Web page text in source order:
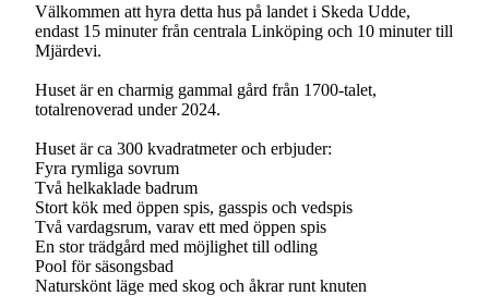
Välkommen att hyra detta hus på landet i Skeda Udde,
endast 15 minuter från centrala Linköping och 10 minuter till
Mjärdevi.
Huset är en charmig gammal gård från 1700-talet,
totalrenoverad under 2024.
Huset är ca 300 kvadratmeter och erbjuder:
Fyra rymliga sovrum
Två helkaklade badrum
Stort kök med öppen spis, gasspis och vedspis
Två vardagsrum, varav ett med öppen spis
En stor trädgård med möjlighet till odling
Pool för säsongsbad
Naturskönt läge med skog och åkrar runt knuten